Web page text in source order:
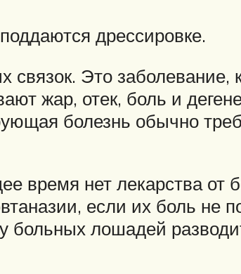
дрессировке.
связок. Это заболевание,
жар, отек, боль и
болезнь обычно
время нет лекарства от
если их боль не
больных лошадей